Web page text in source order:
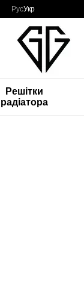
РусУкр
Решітки
радіатора